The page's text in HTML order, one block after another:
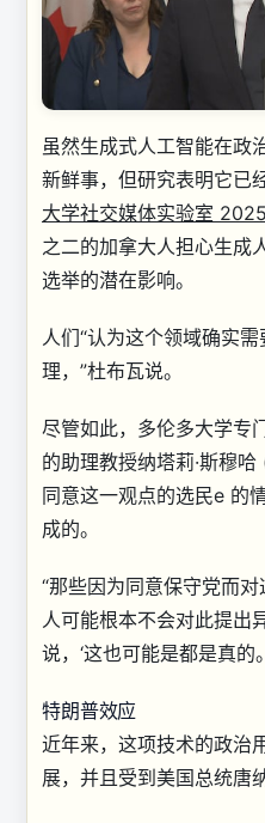
虽然生成式人工智能在政
新鲜事，但研究表明它已
大学社交媒体实验室
之二的加拿大人担心生成
选举的潜在影响。
人们“认为这个领域确实
理，”杜布瓦说。
尽管如此，多伦多大学专
的助理教授纳塔莉·斯穆
同意这一观点的选民e 的
成的。
“那些因为同意保守党而
人可能根本不会对此提出
说，‘这也可能是都是真的
特朗普效应
近年来，这项技术的政治
展，并且受到美国总统唐